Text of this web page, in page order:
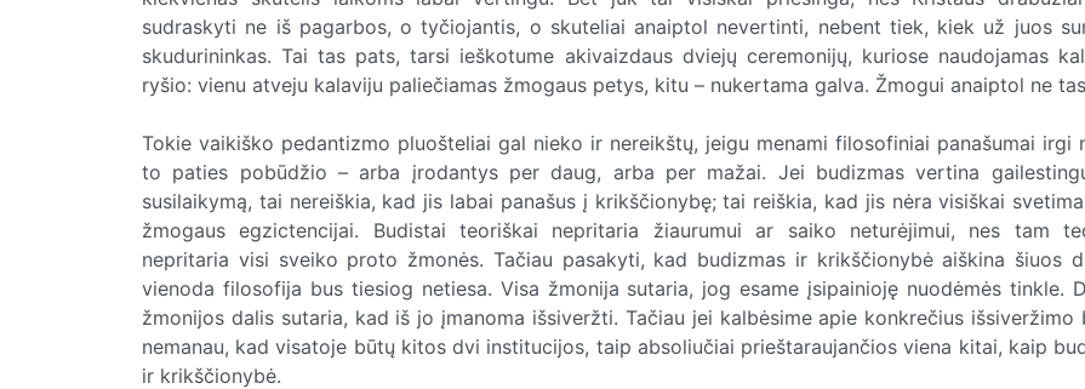
sudraskyti ne iš pagarbos, o tyčiojantis, o skuteliai anaiptol nevertinti, nebent tiek, kiek už juos
skudurininkas. Tai tas pats, tarsi ieškotume akivaizdaus dviejų ceremonijų, kuriose naudojamas
ryšio: vienu atveju kalaviju paliečiamas žmogaus petys, kitu – nukertama galva. Žmogui anaiptol ne
Tokie vaikiško pedantizmo pluošteliai gal nieko ir nereikštų, jeigu menami filosofiniai panašumai irgi
to paties pobūdžio – arba įrodantys per daug, arba per mažai. Jei budizmas vertina
susilaikymą, tai nereiškia, kad jis labai panašus į krikščionybę; tai reiškia, kad jis nėra visiškai
žmogaus egzictencijai. Budistai teoriškai nepritaria žiaurumui ar saiko neturėjimui, nes tam
nepritaria visi sveiko proto žmonės. Tačiau pasakyti, kad budizmas ir krikščionybė aiškina šiuos
vienoda filosofija bus tiesiog netiesa. Visa žmonija sutaria, jog esame įsipainioję nuodėmės tinkle.
žmonijos dalis sutaria, kad iš jo įmanoma išsiveržti. Tačiau jei kalbėsime apie konkrečius išsiveržimo
nemanau, kad visatoje būtų kitos dvi institucijos, taip absoliučiai prieštaraujančios viena kitai, kaip
ir krikščionybė.